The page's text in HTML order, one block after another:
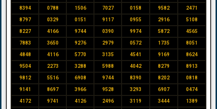
8394 0788 1506 7027 0158 9582 2471
8797 0329 0151 9117 0955 2916 5108
8227 4166 9744 0390 9974 5872 4565
7883 3650 9276 2979 0572 1735 8051
4848 4116 5770 3135 4541 9169 8624
9504 2273 3288 5988 4042 8279 8913
9812 5516 6908 9744 8390 8202 0818
9141 8697 3966 9528 3293 6907 0474
4172 9741 4126 2496 3119 3444 1389